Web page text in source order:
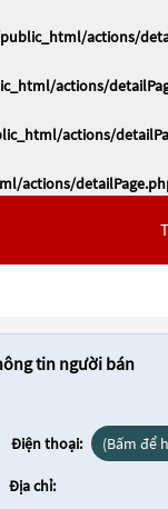
actions/
actions/
actions/
actions/
tin người bán
Điện thoại: (Bấm để
Địa chỉ: